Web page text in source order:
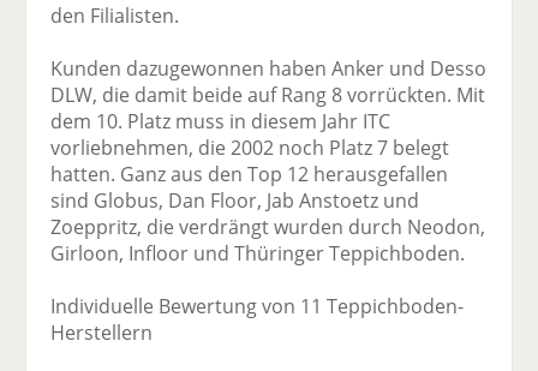
den Filialisten.
Kunden dazugewonnen haben Anker und Desso
DLW, die damit beide auf Rang 8 vorrückten. Mit
dem 10. Platz muss in diesem Jahr ITC
vorliebnehmen, die 2002 noch Platz 7 belegt
hatten. Ganz aus den Top 12 herausgefallen
sind Globus, Dan Floor, Jab Anstoetz und
Zoeppritz, die verdrängt wurden durch Neodon,
Girloon, Infloor und Thüringer Teppichboden.
Individuelle Bewertung von 11 Teppichboden-
Herstellern